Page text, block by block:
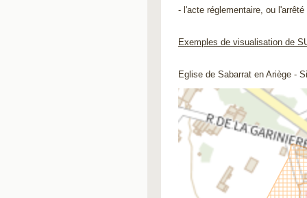
- l'acte réglementaire, ou
Exemples de visualisation de
Eglise de Sabarrat en Ariège -